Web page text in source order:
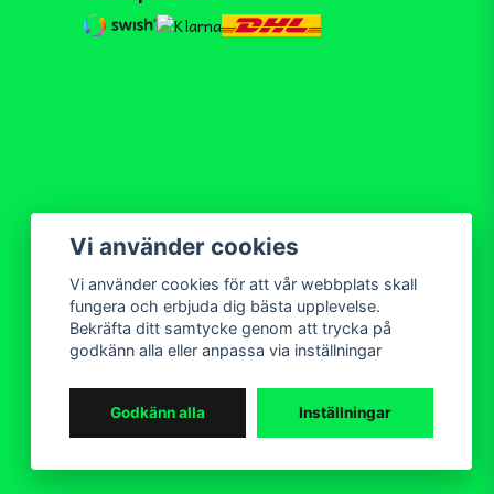
Vi använder cookies
Vi använder cookies för att vår webbplats skall
fungera och erbjuda dig bästa upplevelse.
Bekräfta ditt samtycke genom att trycka på
godkänn alla eller anpassa via inställningar
Godkänn alla Inställningar